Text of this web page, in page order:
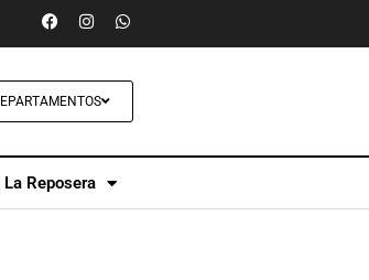
La Reposera